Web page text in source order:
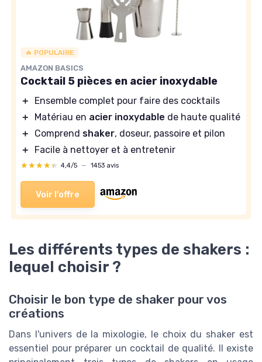
🔥 POPULAIRE
AMAZON BASICS
Cocktail 5 pièces en acier inoxydable
＋
Ensemble complet pour faire des cocktails
＋
Matériau en acier inoxydable de haute qualité
＋
Comprend shaker, doseur, passoire et pilon
＋
Facile à nettoyer et à entretenir
★★★★★
★★★★★ 4,4/5 — 1453 avis
Voir l'offre
Les différents types de shakers :
lequel choisir ?
Choisir le bon type de shaker pour vos
créations
Dans l'univers de la mixologie, le choix du shaker est
essentiel pour préparer un cocktail de qualité. Il existe